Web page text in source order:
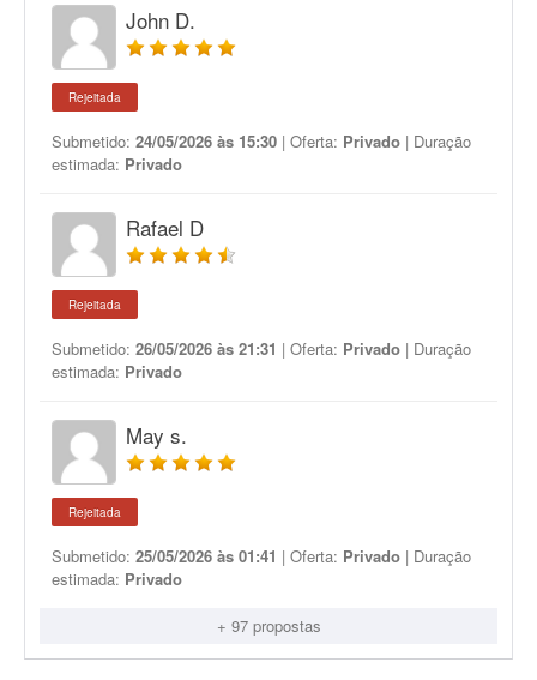
John D.
Rejeitada
Submetido: 24/05/2026 às 15:30 | Oferta: Privado | Duração
estimada: Privado
Rafael D
Rejeitada
Submetido: 26/05/2026 às 21:31 | Oferta: Privado | Duração
estimada: Privado
May s.
Rejeitada
Submetido: 25/05/2026 às 01:41 | Oferta: Privado | Duração
estimada: Privado
+ 97 propostas